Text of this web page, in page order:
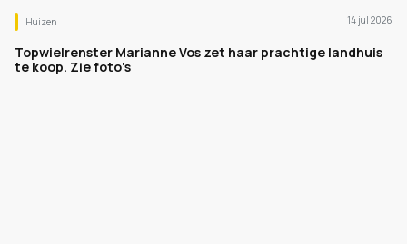
Huizen 14 jul 2026
Topwielrenster Marianne Vos zet haar prachtige landhuis
te koop. Zie foto's